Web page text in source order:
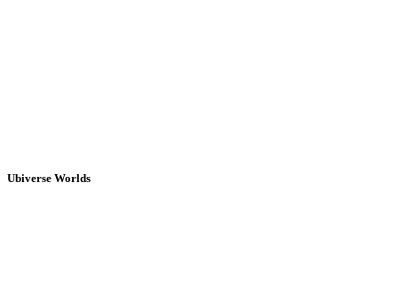
Ubiverse Worlds